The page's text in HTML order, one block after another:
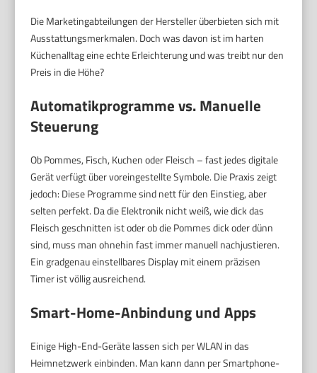
Die Marketingabteilungen der Hersteller überbieten sich mit
Ausstattungsmerkmalen. Doch was davon ist im harten
Küchenalltag eine echte Erleichterung und was treibt nur den
Preis in die Höhe?
Automatikprogramme vs. Manuelle
Steuerung
Ob Pommes, Fisch, Kuchen oder Fleisch – fast jedes digitale
Gerät verfügt über voreingestellte Symbole. Die Praxis zeigt
jedoch: Diese Programme sind nett für den Einstieg, aber
selten perfekt. Da die Elektronik nicht weiß, wie dick das
Fleisch geschnitten ist oder ob die Pommes dick oder dünn
sind, muss man ohnehin fast immer manuell nachjustieren.
Ein gradgenau einstellbares Display mit einem präzisen
Timer ist völlig ausreichend.
Smart-Home-Anbindung und Apps
Einige High-End-Geräte lassen sich per WLAN in das
Heimnetzwerk einbinden. Man kann dann per Smartphone-